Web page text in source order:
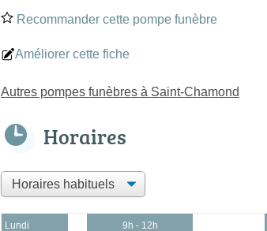
Recommander cette pompe funèbre
Améliorer cette fiche
Autres pompes funèbres à Saint-Chamond
Horaires
Lundi 9h - 12h